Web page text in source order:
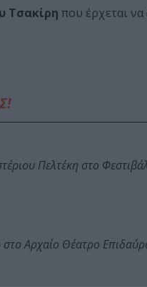
Τσακίρη που έρχεται
Πελτέκη στο
Αρχαίο Θέατρο